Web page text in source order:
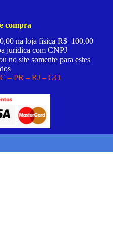
compra
na loja fisica R$ 100,00
juridica com CNPJ
no site somente para estes
– PR – RJ – GO